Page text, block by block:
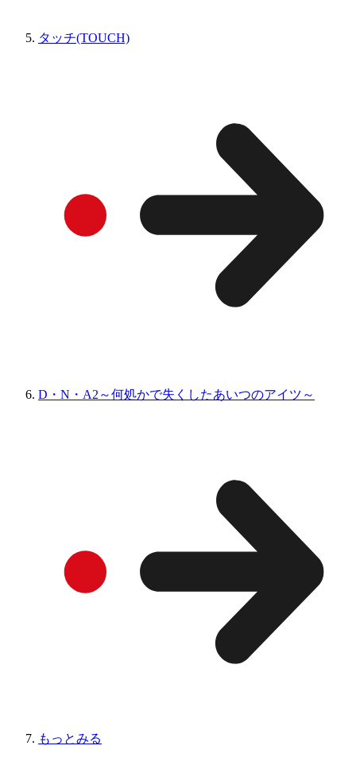
タッチ(TOUCH)
D・N・A2～何処かで失くしたあいつのアイツ～
もっとみる